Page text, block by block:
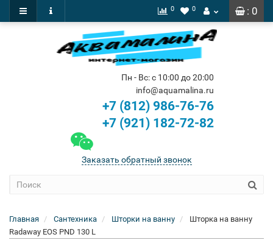
: 0
0 0
Пн - Вс: с 10:00 до 20:00
info@aquamalina.ru
+7 (812) 986-76-76
+7 (921) 182-72-82
Заказать обратный звонок
Главная Сантехника Шторки на ванну
Шторка на ванну
Radaway EOS PND 130 L